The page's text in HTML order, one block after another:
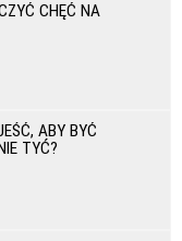
CHĘĆ NA
ABY BYĆ
TYĆ?